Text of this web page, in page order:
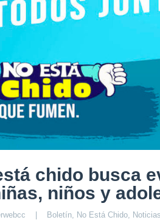
chido busca
niños y
Boletín, No Está Chido, Noticias